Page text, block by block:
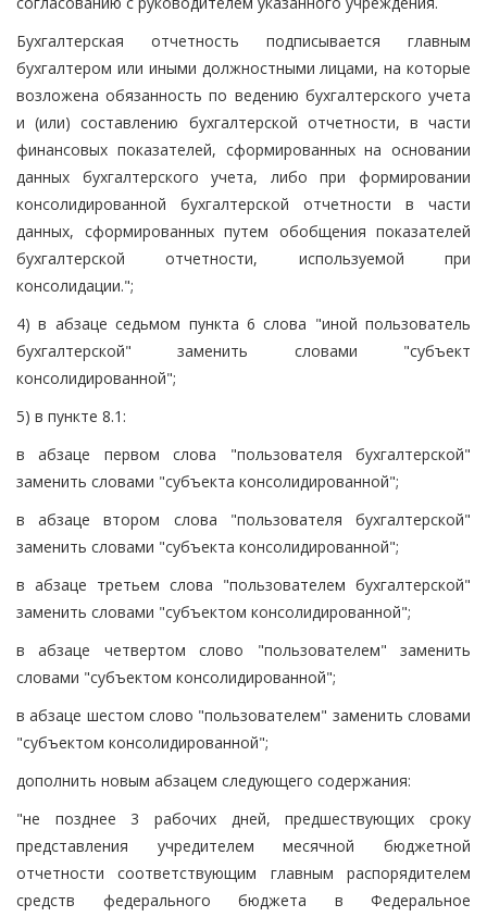
Бухгалтерская отчетность подписывается главным
бухгалтером или иными должностными лицами, на которые
возложена обязанность по ведению бухгалтерского учета
и (или) составлению бухгалтерской отчетности, в части
финансовых показателей, сформированных на основании
данных бухгалтерского учета, либо при формировании
консолидированной бухгалтерской отчетности в части
данных, сформированных путем обобщения показателей
бухгалтерской отчетности, используемой при
консолидации.";
4) в абзаце седьмом пункта 6 слова "иной пользователь
бухгалтерской" заменить словами "субъект
консолидированной";
5) в пункте 8.1:
в абзаце первом слова "пользователя бухгалтерской"
заменить словами "субъекта консолидированной";
в абзаце втором слова "пользователя бухгалтерской"
заменить словами "субъекта консолидированной";
в абзаце третьем слова "пользователем бухгалтерской"
заменить словами "субъектом консолидированной";
в абзаце четвертом слово "пользователем" заменить
словами "субъектом консолидированной";
в абзаце шестом слово "пользователем" заменить словами
"субъектом консолидированной";
дополнить новым абзацем следующего содержания:
"не позднее 3 рабочих дней, предшествующих сроку
представления учредителем месячной бюджетной
отчетности соответствующим главным распорядителем
средств федерального бюджета в Федеральное